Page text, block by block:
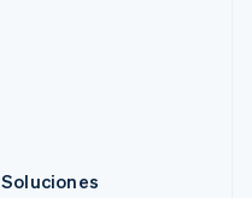
Soluciones